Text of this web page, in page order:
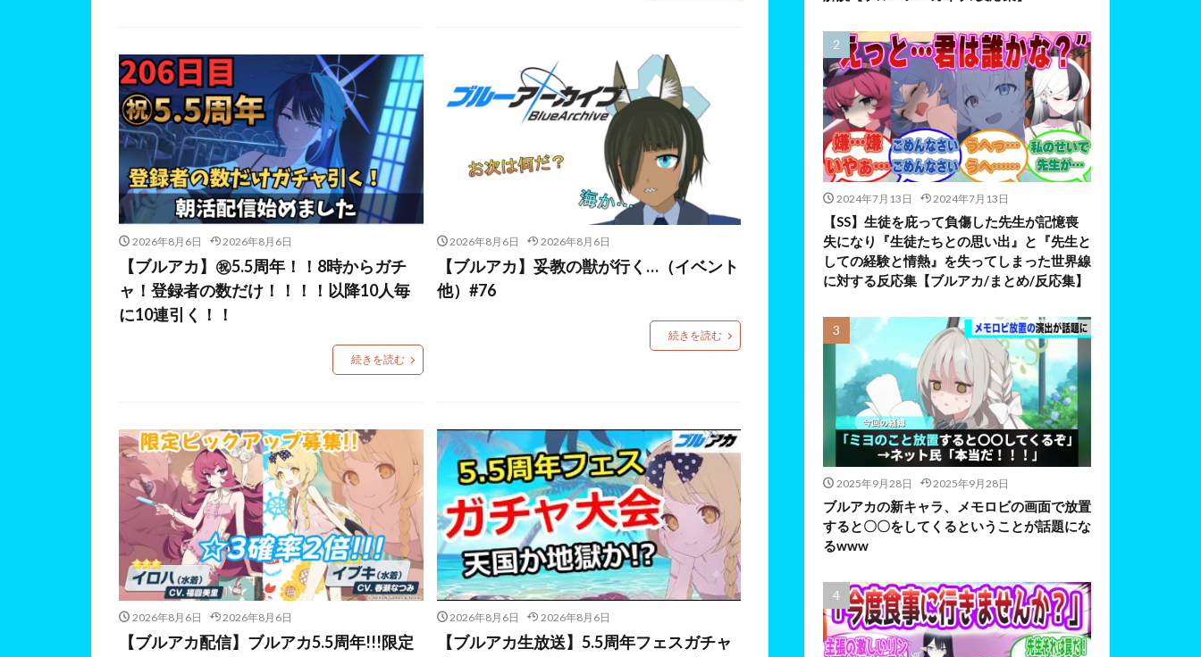
2026年8月6日 2026年8月6日
【ブルアカ】㊗5.5周年！！8時からガチ
ャ！登録者の数だけ！！！！以降10人毎
に10連引く！！
続きを読む
2026年8月6日 2026年8月6日
【ブルアカ】妥教の獣が行く…（イベント
他）#76
続きを読む
2026年8月6日 2026年8月6日
【ブルアカ配信】ブルアカ5.5周年!!!限定
2026年8月6日 2026年8月6日
【ブルアカ生放送】5.5周年フェスガチャ
2024年7月13日 2024年7月13日
【SS】生徒を庇って負傷した先生が記憶喪
失になり『生徒たちとの思い出』と『先生と
しての経験と情熱』を失ってしまった世界線
に対する反応集【ブルアカ/まとめ/反応集】
2025年9月28日 2025年9月28日
ブルアカの新キャラ、メモロビの画面で放置
すると〇〇をしてくるということが話題にな
るwww